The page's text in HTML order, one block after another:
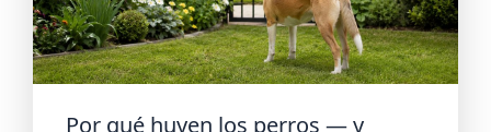
Por qué huyen los perros — y